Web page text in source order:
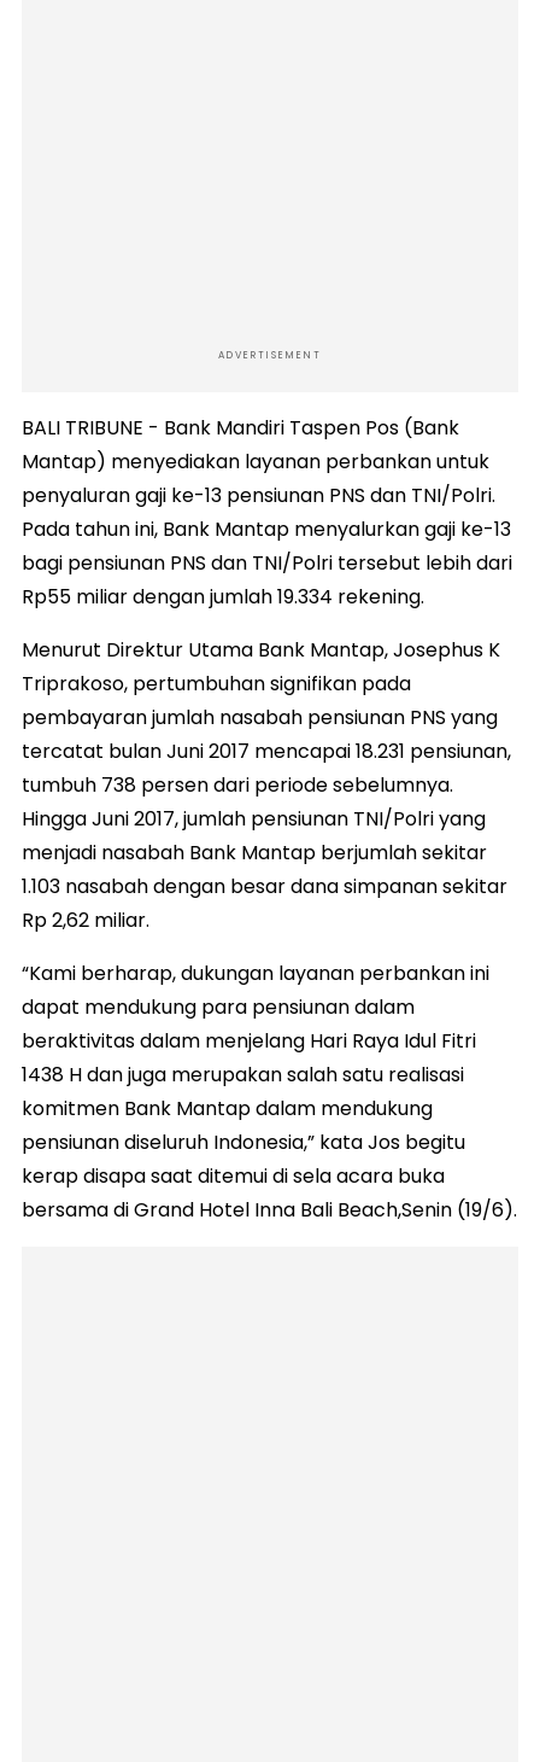
ADVERTISEMENT
BALI TRIBUNE - Bank Mandiri Taspen Pos (Bank
Mantap) menyediakan layanan perbankan untuk
penyaluran gaji ke-13 pensiunan PNS dan TNI/Polri.
Pada tahun ini, Bank Mantap menyalurkan gaji ke-13
bagi pensiunan PNS dan TNI/Polri tersebut lebih dari
Rp55 miliar dengan jumlah 19.334 rekening.
Menurut Direktur Utama Bank Mantap, Josephus K
Triprakoso, pertumbuhan signifikan pada
pembayaran jumlah nasabah pensiunan PNS yang
tercatat bulan Juni 2017 mencapai 18.231 pensiunan,
tumbuh 738 persen dari periode sebelumnya.
Hingga Juni 2017, jumlah pensiunan TNI/Polri yang
menjadi nasabah Bank Mantap berjumlah sekitar
1.103 nasabah dengan besar dana simpanan sekitar
Rp 2,62 miliar.
“Kami berharap, dukungan layanan perbankan ini
dapat mendukung para pensiunan dalam
beraktivitas dalam menjelang Hari Raya Idul Fitri
1438 H dan juga merupakan salah satu realisasi
komitmen Bank Mantap dalam mendukung
pensiunan diseluruh Indonesia,” kata Jos begitu
kerap disapa saat ditemui di sela acara buka
bersama di Grand Hotel Inna Bali Beach,Senin (19/6).